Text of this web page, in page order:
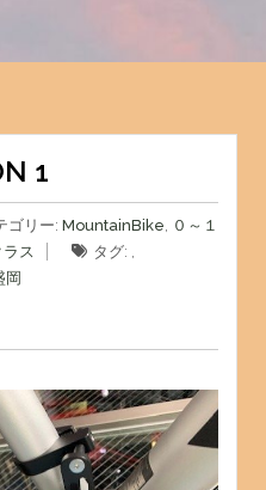
1
ゴリー: MountainBike, ０～１
ラス
タグ: ,
岡